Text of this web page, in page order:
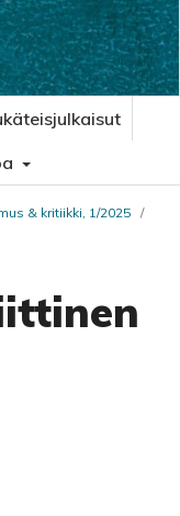
& kritiikki, 1/2025
/